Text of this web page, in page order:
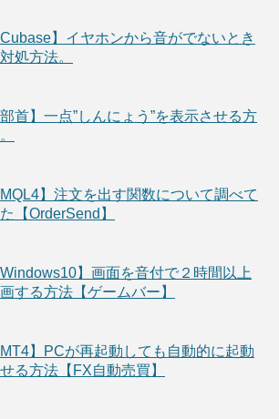
Cubase】イヤホンから音がでないとき
処方法。
部首】一点”しんにょう”を表示させる方
MQL4】注文を出す関数について調べて
【OrderSend】
Windows10】画面を音付で２時間以上
する方法【ゲームバー】
MT4】PCが再起動しても自動的に起動
る方法【FX自動売買】